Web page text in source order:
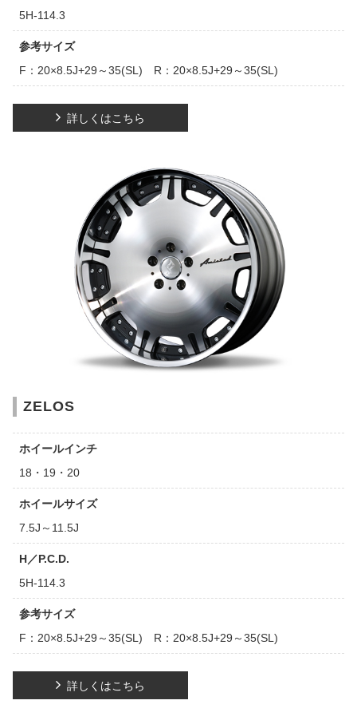
5H-114.3
参考サイズ
F：20×8.5J+29～35(SL) R：20×8.5J+29～35(SL)
詳しくはこちら
ZELOS
ホイールインチ
18・19・20
ホイールサイズ
7.5J～11.5J
H／P.C.D.
5H-114.3
参考サイズ
F：20×8.5J+29～35(SL) R：20×8.5J+29～35(SL)
詳しくはこちら